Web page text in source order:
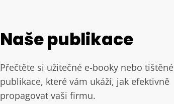
Naše publikace
Přečtěte si užitečné e-booky nebo tištěné
publikace, které vám ukáží, jak efektivně
propagovat vaši firmu.